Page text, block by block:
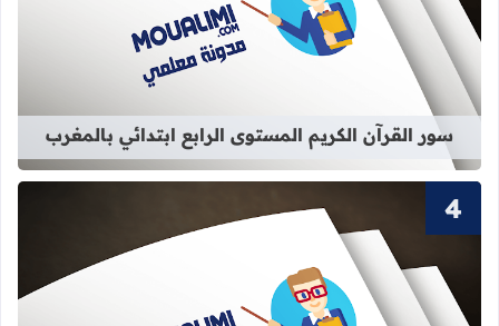
قراءة المزيد عن سور القرآن الكريم
سور القرآن الكريم المستوى الرابع ابتدائي بالمغرب